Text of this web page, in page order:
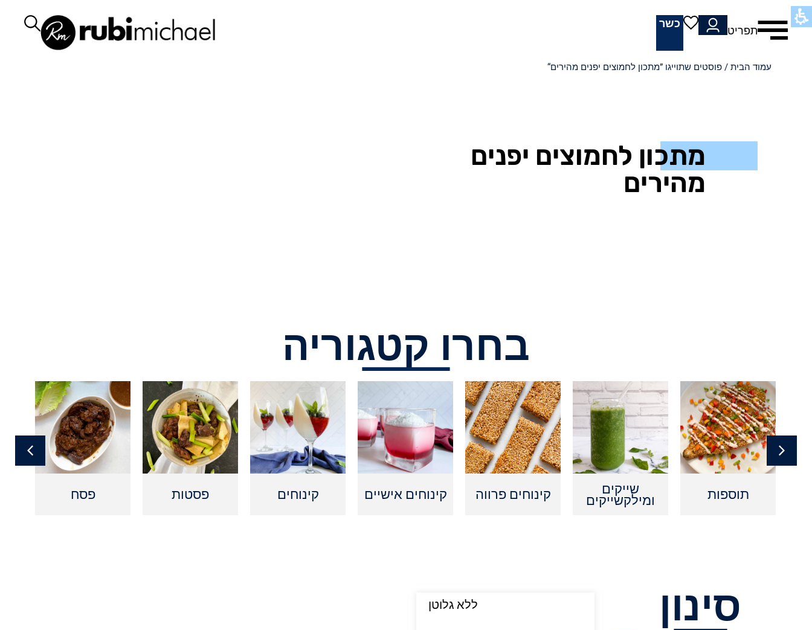
תפריט
כשר
עמוד הבית / פוסטים שתוייגו ”מתכון לחמוצים יפנים מהירים“
מתכון לחמוצים יפנים
מהירים
בחרו קטגוריה
תוספות שייקים
ומילקשייקים קינוחים פרווה קינוחים אישיים קינוחים פסטות פסח
סינון ללא גלוטן